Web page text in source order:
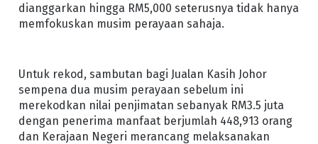
dianggarkan hingga RM5,000 seterusnya tidak hanya
memfokuskan musim perayaan sahaja.
Untuk rekod, sambutan bagi Jualan Kasih Johor
sempena dua musim perayaan sebelum ini
merekodkan nilai penjimatan sebanyak RM3.5 juta
dengan penerima manfaat berjumlah 448,913 orang
dan Kerajaan Negeri merancang melaksanakan